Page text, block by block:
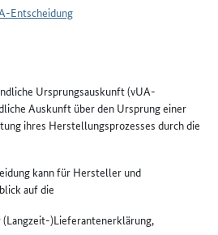
Entscheidung
Ursprungsauskunft (vUA-
Auskunft über den Ursprung einer
ihres Herstellungsprozesses durch die
kann für Hersteller und
auf die
)Lieferantenerklärung,